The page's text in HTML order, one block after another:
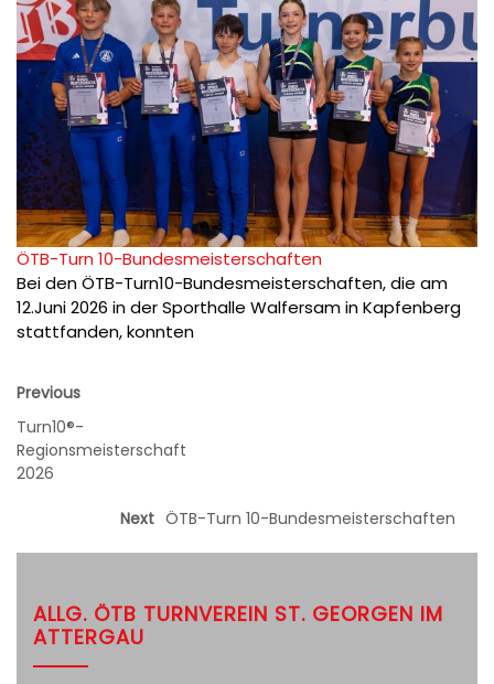
ÖTB-Turn 10-Bundesmeisterschaften
Bei den ÖTB-Turn10-Bundesmeisterschaften, die am
12.Juni 2026 in der Sporthalle Walfersam in Kapfenberg
stattfanden, konnten
Previous
Turn10®-
Regionsmeisterschaft
2026
Next ÖTB-Turn 10-Bundesmeisterschaften
ALLG. ÖTB TURNVEREIN ST. GEORGEN IM
ATTERGAU